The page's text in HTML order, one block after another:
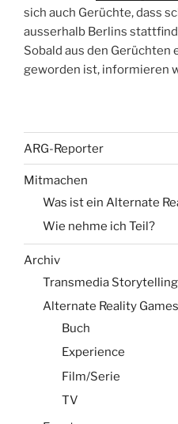
sich auch Gerüchte, dass
ausserhalb Berlins
Sobald aus den Gerüchten
geworden ist, informieren
ARG-Reporter
Mitmachen
Was ist ein Alternate
Wie nehme ich Teil?
Archiv
Transmedia Storytelling
Alternate Reality Games
Buch
Experience
Film/Serie
TV